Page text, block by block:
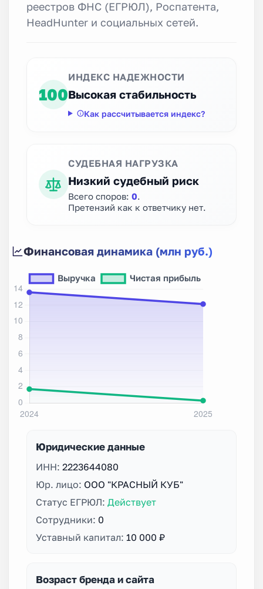
реестров ФНС (ЕГРЮЛ), Роспатента,
HeadHunter и социальных сетей.
100
ИНДЕКС НАДЕЖНОСТИ
Высокая стабильность
Как рассчитывается индекс?
СУДЕБНАЯ НАГРУЗКА
Низкий судебный риск
Всего споров: 0
Претензий как к ответчику нет.
Финансовая динамика (млн руб.)
Юридические данные
ИНН: 2223644080
Юр. лицо: ООО "КРАСНЫЙ КУБ"
Статус ЕГРЮЛ: Действует
Сотрудники: 0
Уставный капитал: 10 000 ₽
Возраст бренда и сайта